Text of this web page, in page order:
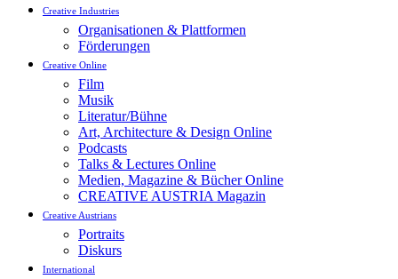
Creative Industries
Organisationen & Plattformen
Förderungen
Creative Online
Film
Musik
Literatur/Bühne
Art, Architecture & Design Online
Podcasts
Talks & Lectures Online
Medien, Magazine & Bücher Online
CREATIVE AUSTRIA Magazin
Creative Austrians
Portraits
Diskurs
International